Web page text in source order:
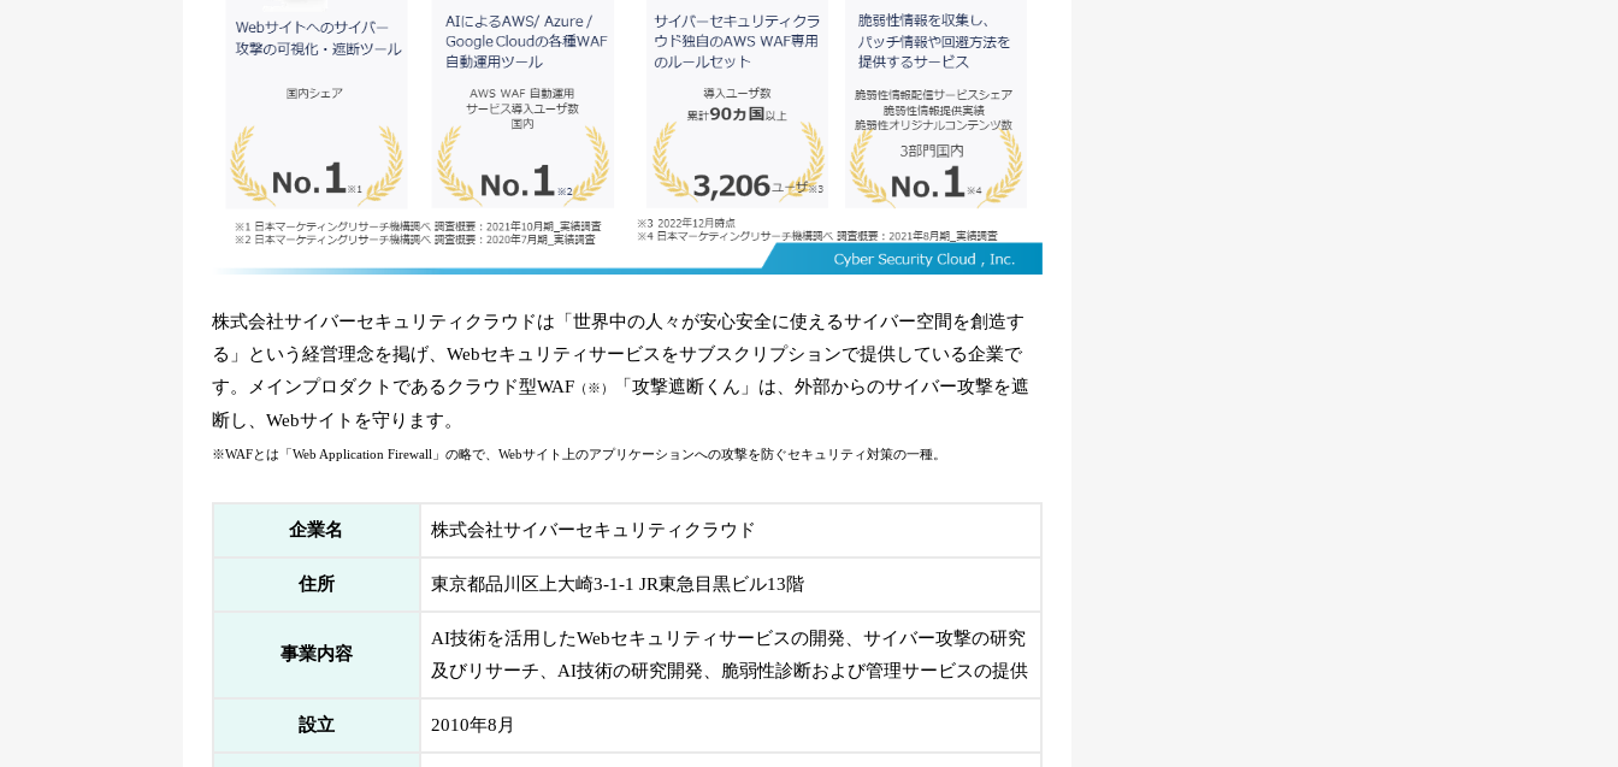
株式会社サイバーセキュリティクラウドは「世界中の人々が安心安全に使えるサイバー空間を創造す
る」という経営理念を掲げ、Webセキュリティサービスをサブスクリプションで提供している企業で
す。メインプロダクトであるクラウド型WAF（※）
「攻撃遮断くん」は、外部からのサイバー攻撃を遮
断し、Webサイトを守ります。
※WAFとは「Web Application Firewall」の略で、Webサイト上のアプリケーションへの攻撃を防ぐセキュリティ対策の一種。
企業名 株式会社サイバーセキュリティクラウド
住所 東京都品川区上大崎3-1-1 JR東急目黒ビル13階
事業内容
AI技術を活用したWebセキュリティサービスの開発、サイバー攻撃の研究
及びリサーチ、AI技術の研究開発、脆弱性診断および管理サービスの提供
設立 2010年8月